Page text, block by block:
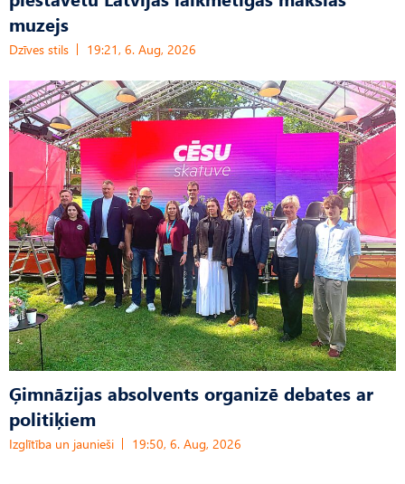
muzejs
Dzīves stils 19:21, 6. Aug, 2026
Ģimnāzijas absolvents organizē debates ar
politiķiem
Izglītība un jaunieši 19:50, 6. Aug, 2026